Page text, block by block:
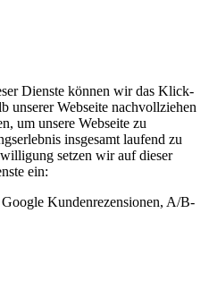
Dienste können wir das Klick-
unserer Webseite nachvollziehen
um unsere Webseite zu
insgesamt laufend zu
setzen wir auf dieser
ein:
Kundenrezensionen, A/B-